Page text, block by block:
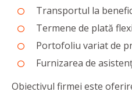
Transportul la
Termene de plată
Portofoliu variat de
Furnizarea de
Obiectivul firmei este